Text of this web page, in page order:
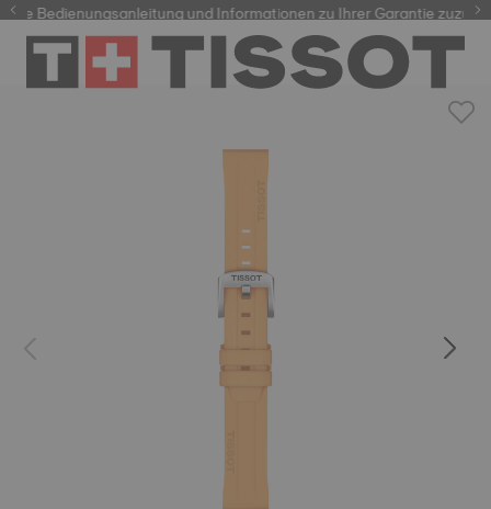
Bedienungsanleitung und Informationen zu Ihrer Garantie